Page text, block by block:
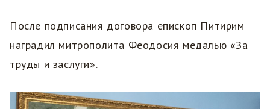
После подписания договора епископ Питирим
наградил митрополита Феодосия медалью «За
труды и заслуги».